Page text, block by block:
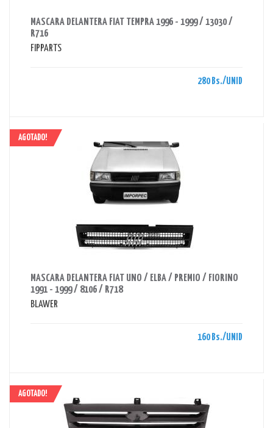
MASCARA DELANTERA FIAT TEMPRA 1996 - 1999 / 13030 /
R716
FIPPARTS
280 Bs./UNID
AGOTADO!
MASCARA DELANTERA FIAT UNO / ELBA / PREMIO / FIORINO
1991 - 1999 / 8106 / R718
BLAWER
160 Bs./UNID
AGOTADO!